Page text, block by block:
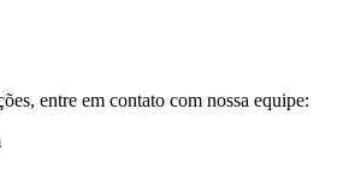
entre em contato com nossa equipe: